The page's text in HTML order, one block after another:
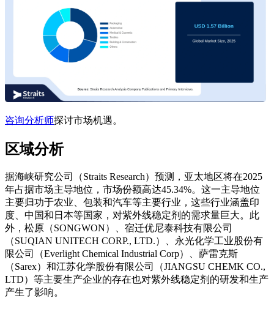
咨询分析师探讨市场机遇。
区域分析
据海峡研究公司（Straits Research）预测，亚太地区将在2025
年占据市场主导地位，市场份额高达45.34%。这一主导地位
主要归功于农业、包装和汽车等主要行业，这些行业涵盖印
度、中国和日本等国家，对紫外线稳定剂的需求量巨大。此
外，松原（SONGWON）、宿迁优尼泰科技有限公司
（SUQIAN UNITECH CORP., LTD.）、永光化学工业股份有
限公司（Everlight Chemical Industrial Corp）、萨雷克斯
（Sarex）和江苏化学股份有限公司（JIANGSU CHEMK CO.,
LTD）等主要生产企业的存在也对紫外线稳定剂的研发和生产
产生了影响。